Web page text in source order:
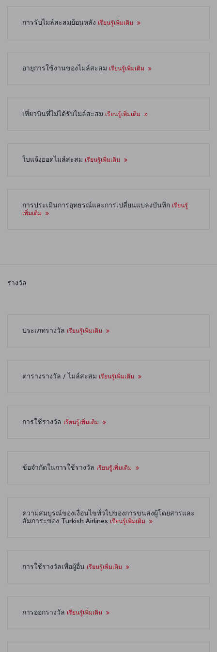
การรับไมล์สะสมย้อนหลัง เรียนรู้เพิ่มเติม
อายุการใช้งานของไมล์สะสม เรียนรู้เพิ่มเติม
เที่ยวบินที่ไม่ได้รับไมล์สะสม เรียนรู้เพิ่มเติม
ใบแจ้งยอดไมล์สะสม เรียนรู้เพิ่มเติม
การประเมินการอุทธรณ์และการเปลี่ยนแปลงบันทึก เรียนรู้
เพิ่มเติม
รางวัล
ประเภทรางวัล เรียนรู้เพิ่มเติม
ตารางรางวัล / ไมล์สะสม เรียนรู้เพิ่มเติม
การใช้รางวัล เรียนรู้เพิ่มเติม
ข้อจำกัดในการใช้รางวัล เรียนรู้เพิ่มเติม
ความสมบูรณ์ของเงื่อนไขทั่วไปของการขนส่งผู้โดยสารและ
สัมภาระของ Turkish Airlines เรียนรู้เพิ่มเติม
การใช้รางวัลเพื่อผู้อื่น เรียนรู้เพิ่มเติม
การออกรางวัล เรียนรู้เพิ่มเติม